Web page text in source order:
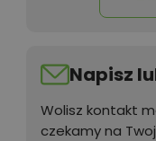
Napisz
Wolisz kontakt
czekamy na